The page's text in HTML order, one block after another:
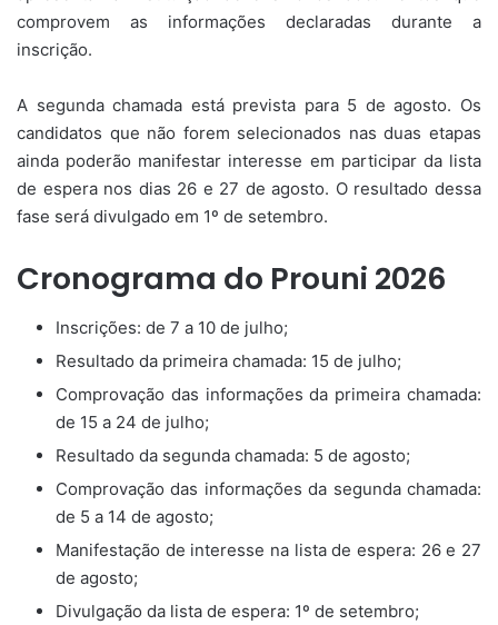
comprovem as informações declaradas durante a
inscrição.
A segunda chamada está prevista para 5 de agosto. Os
candidatos que não forem selecionados nas duas etapas
ainda poderão manifestar interesse em participar da lista
de espera nos dias 26 e 27 de agosto. O resultado dessa
fase será divulgado em 1º de setembro.
Cronograma do Prouni 2026
Inscrições: de 7 a 10 de julho;
Resultado da primeira chamada: 15 de julho;
Comprovação das informações da primeira chamada:
de 15 a 24 de julho;
Resultado da segunda chamada: 5 de agosto;
Comprovação das informações da segunda chamada:
de 5 a 14 de agosto;
Manifestação de interesse na lista de espera: 26 e 27
de agosto;
Divulgação da lista de espera: 1º de setembro;